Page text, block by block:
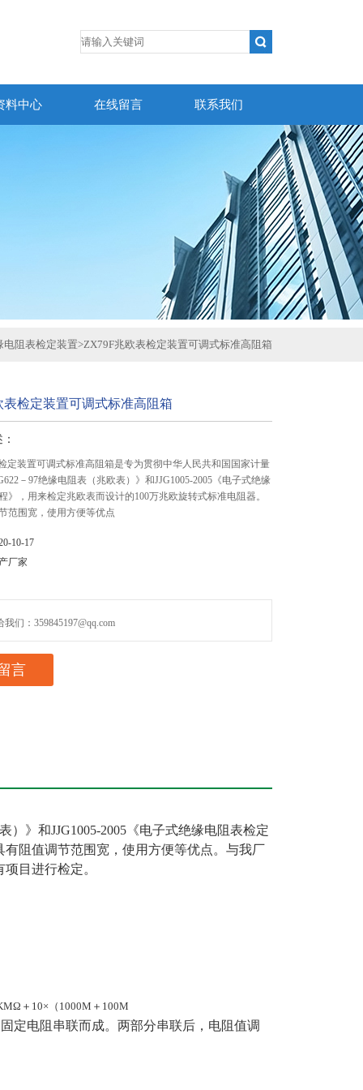
料中心 在线留言 联系我们
电阻表检定装置>ZX79F兆欧表检定装置可调式标准高阻箱
表检定装置可调式标准高阻箱
定装置可调式标准高阻箱是专为贯彻中华人民共和国国家计量
－97绝缘电阻表（兆欧表）》和JJG1005-2005《电子式绝缘
》，用来检定兆欧表而设计的100万兆欧旋转式标准电阻器。
范围宽，使用方便等优点
10-17
厂家
我们：359845197@qq.com
言
）》和JJG1005-2005《电子式绝缘电阻表检定
阻值调节范围宽，使用方便等优点。与我厂
目进行检定。
＋10×（1000M＋100M
定电阻串联而成。两部分串联后，电阻值调